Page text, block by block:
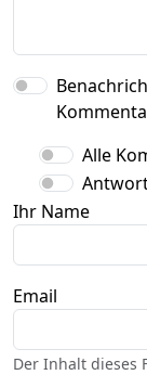
Alle
Ihr Name
Email
Der Inhalt dieses